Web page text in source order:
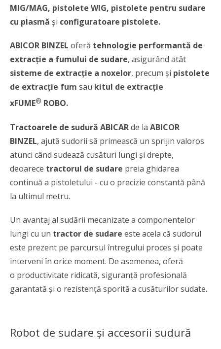
MIG/MAG, pistolete WIG, pistolete pentru sudare
cu plasmă şi configuratoare pistolete.
ABICOR BINZEL oferă tehnologie performantă de
extracție a fumului de sudare, asigurând atât
sisteme de extracție a noxelor, precum și pistolete
de extracție fum sau kitul de extracție
xFUME® ROBO.
Tractoarele de sudură ABICARde la ABICOR
BINZEL, ajută sudorii să primească un sprijin valoros
atunci când sudează cusături lungi și drepte,
deoarece tractorul de sudare preia ghidarea
continuă a pistoletului - cu o precizie constantă până
la ultimul metru.
Un avantaj al sudării mecanizate a componentelor
lungi cu un tractor de sudare este acela că sudorul
este prezent pe parcursul întregului proces și poate
interveni în orice moment. De asemenea, oferă
o productivitate ridicată, siguranță profesională
garantată și o rezistență sporită a cusăturilor sudate.
Robot de sudare și accesorii sudură